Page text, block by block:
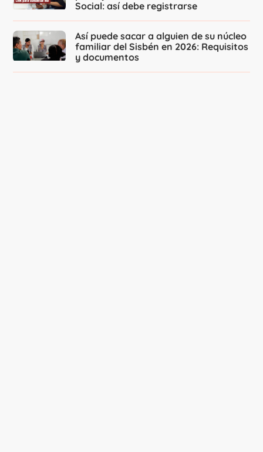
Social: así debe registrarse
Así puede sacar a alguien de su núcleo
familiar del Sisbén en 2026: Requisitos
y documentos